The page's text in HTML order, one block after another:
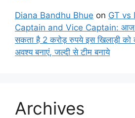
Diana Bandhu Bhue on GT vs
Captain and Vice Captain: आज
सकता है 2 करोड़ रुपये इस खिलाड़ी को
अवश्य बनाएं, जल्दी से टीम बनाये
Archives